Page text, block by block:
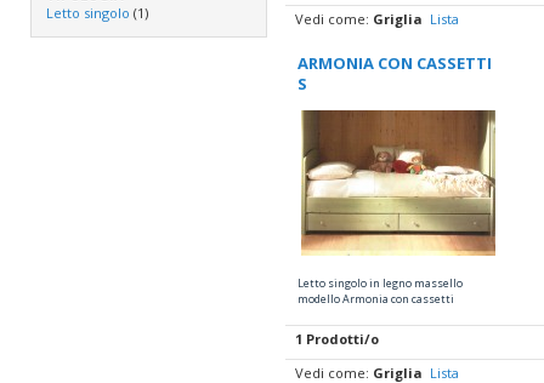
Vedi come: Griglia Lista
ARMONIA CON CASSETTI
S
Letto singolo in legno massello
modello Armonia con cassetti
1 Prodotti/o
Vedi come: Griglia Lista
Letto singolo (1)